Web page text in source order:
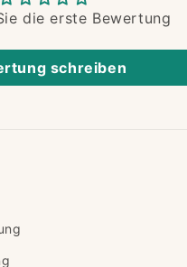
die erste Bewertung
schreiben